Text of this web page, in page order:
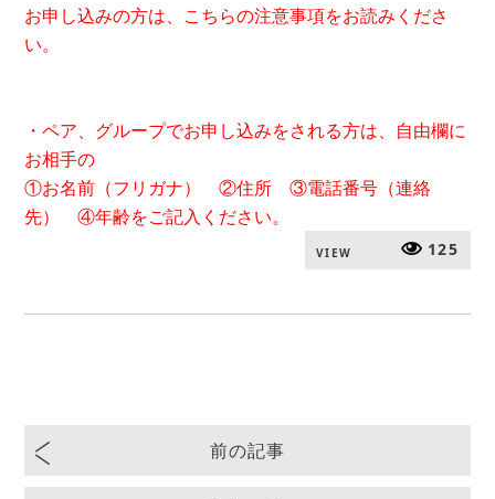
お申し込みの方は、こちらの注意事項をお読みくださ
い。
・ペア、グループでお申し込みをされる方は、自由欄に
お相手の
①お名前（フリガナ） ②住所 ③電話番号（連絡
先） ④年齢をご記入ください。
VIEW 125
前の記事